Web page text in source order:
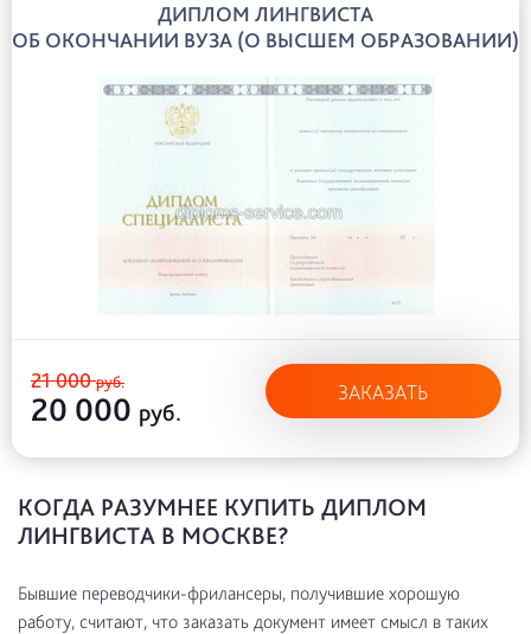
ДИПЛОМ ЛИНГВИСТА
ОБ ОКОНЧАНИИ ВУЗА (О ВЫСШЕМ ОБРАЗОВАНИИ)
21 000руб.
20 000 руб.
ЗАКАЗАТЬ
КОГДА РАЗУМНЕЕ КУПИТЬ ДИПЛОМ
ЛИНГВИСТА В МОСКВЕ?
Бывшие переводчики-фрилансеры, получившие хорошую
работу, считают, что заказать документ имеет смысл в таких